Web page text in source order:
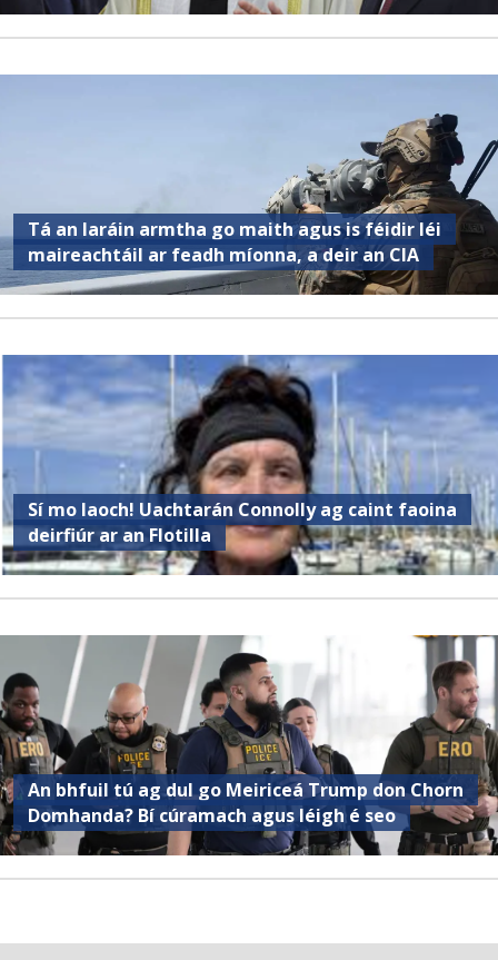
Tá an Iaráin armtha go maith agus is féidir léi
maireachtáil ar feadh míonna, a deir an CIA
Sí mo laoch! Uachtarán Connolly ag caint faoina
deirfiúr ar an Flotilla
An bhfuil tú ag dul go Meiriceá Trump don Chorn
Domhanda? Bí cúramach agus léigh é seo